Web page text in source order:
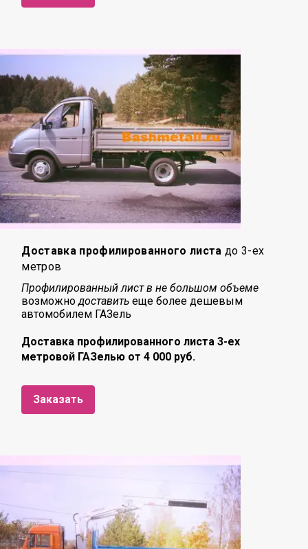
Доставка профилированного листа до 3-ех
метров
Профилированный лист в не большом объеме
возможнодоставить еще более дешевым
автомобилем ГАЗель
Доставка профилированного листа 3-ех
метровой ГАЗелью от 4 000 руб.
Заказать